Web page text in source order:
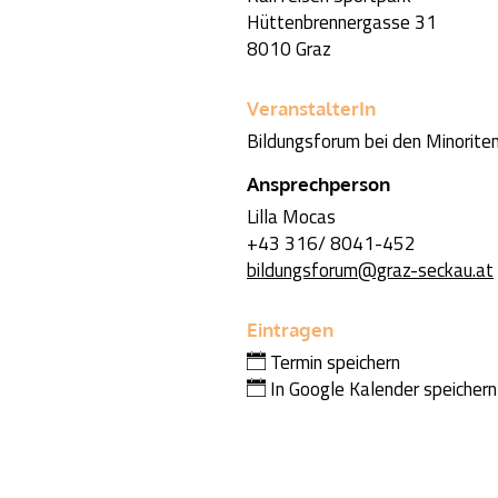
Hüttenbrennergasse 31
8010 Graz
VeranstalterIn
Bildungsforum bei den
Ansprechperson
Lilla Mocas
+43 316/ 8041-452
bildungsforum@graz-seckau.at
Eintragen
Termin speichern
In Google Kalender speichern